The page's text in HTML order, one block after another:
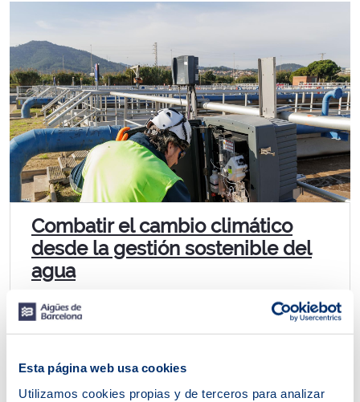
Esta página web usa cookies
Utilizamos cookies propias y de terceros para analizar
Combatir el cambio climático
desde la gestión sostenible del
agua
El Día Internacional contra el Cambio Climático,
impulsado por Naciones Unidas, se celebra cada 24
de octubre, una fecha que nos recuerda la...